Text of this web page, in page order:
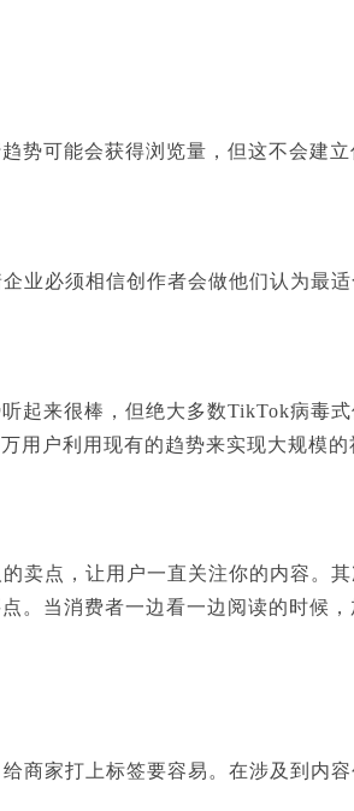
势可能会获得浏览量，但这不会建立
业必须相信创作者会做他们认为最适
起来很棒，但绝大多数TikTok病毒
用户利用现有的趋势来实现大规模的
卖点，让用户一直关注你的内容。
。当消费者一边看一边阅读的时候
商家打上标签要容易。在涉及到内